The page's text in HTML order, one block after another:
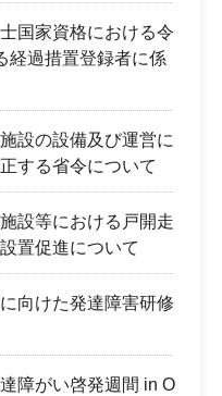
国家資格における令
経過措置登録者に係
設の設備及び運営に
する省令について
設等における戸開走
置促進について
向けた発達障害研修
障がい啓発週間 in O